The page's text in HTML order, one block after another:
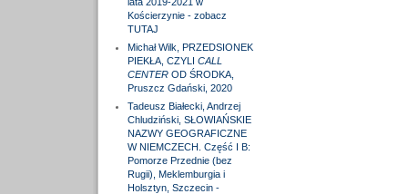
Kościerzynie - zobacz
TUTAJ
Michał Wilk, PRZEDSIONEK
PIEKŁA, CZYLI CALL
CENTEROD ŚRODKA,
Pruszcz Gdański, 2020
Tadeusz Białecki, Andrzej
Chludziński, SŁOWIAŃSKIE
NAZWY GEOGRAFICZNE
W NIEMCZECH. Część I B:
Pomorze Przednie (bez
Rugii), Meklemburgia i
Holsztyn, Szczecin -